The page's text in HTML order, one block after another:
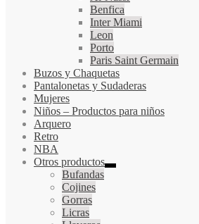
Benfica
Inter Miami
Leon
Porto
Paris Saint Germain
Buzos y Chaquetas
Pantalonetas y Sudaderas
Mujeres
Niños – Productos para niños
Arquero
Retro
NBA
Otros productos
Bufandas
Cojines
Gorras
Licras